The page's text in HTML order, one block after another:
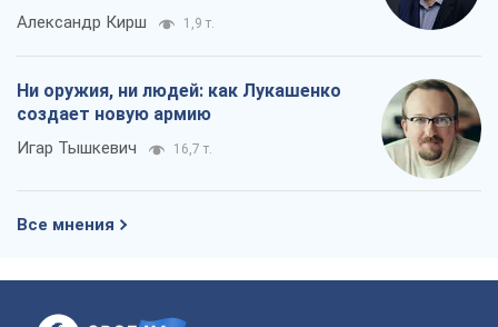
Александр Кирш 1,9 т.
Ни оружия, ни людей: как Лукашенко
создает новую армию
Игар Тышкевич 16,7 т.
Все мнения